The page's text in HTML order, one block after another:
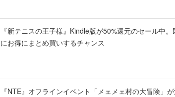
『新テニスの王子様』Kindle版が50%還元のセール中
にお得にまとめ買いするチャンス
『NTE』オフラインイベント「メェメェ村の大冒険